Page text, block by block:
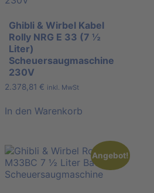
Ghibli & Wirbel Kabel
Rolly NRG E 33 (7 ½
Liter)
Scheuersaugmaschine
230V
2.378,81 € inkl. MwSt
In den Warenkorb
Angebot!